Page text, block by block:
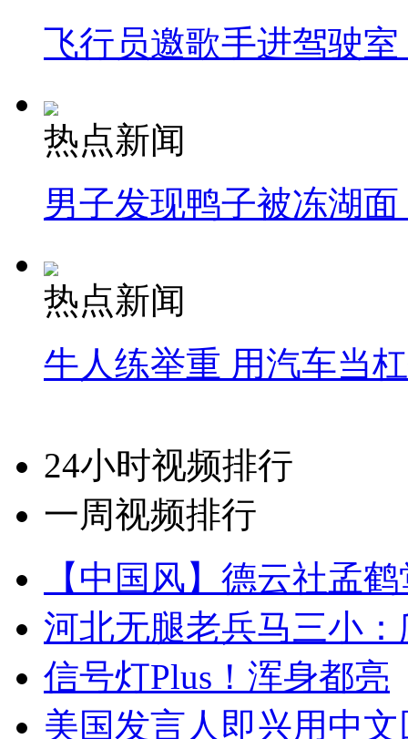
飞行员邀歌手进驾驶
热点新闻
男子发现鸭子被冻湖
热点新闻
牛人练举重 用汽车当
24小时视频排行
一周视频排行
【中国风】德云社孟
河北无腿老兵马三小
信号灯Plus！浑身都亮
美国发言人即兴用中